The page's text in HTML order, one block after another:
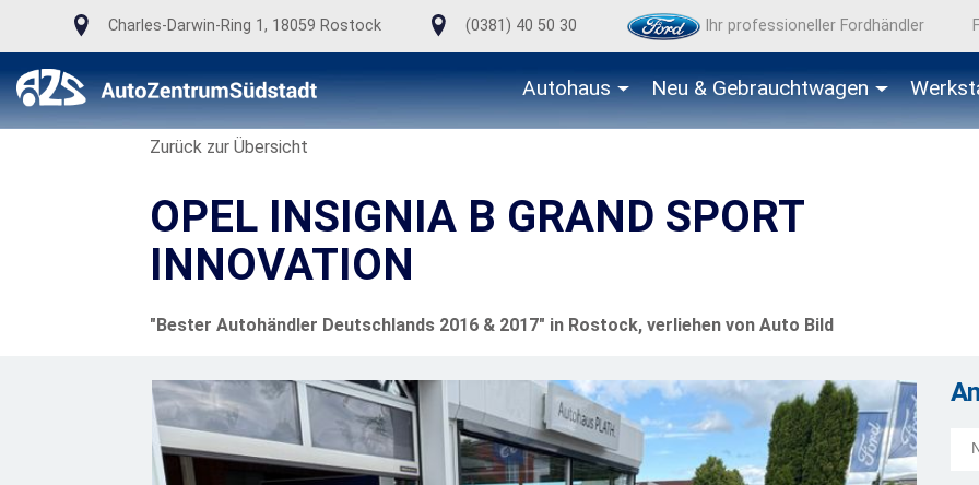
Charles-Darwin-Ring 1, 18059 Rostock (0381) 40 50 30 Ihr professioneller Fordhändler
Autohaus Neu & Gebraucht­wagen
Zurück zur Übersicht
OPEL INSIGNIA B GRAND SPORT
INNOVATION
"Bester Autohändler Deutschlands 2016 & 2017" in Rostock, verliehen von Auto Bild